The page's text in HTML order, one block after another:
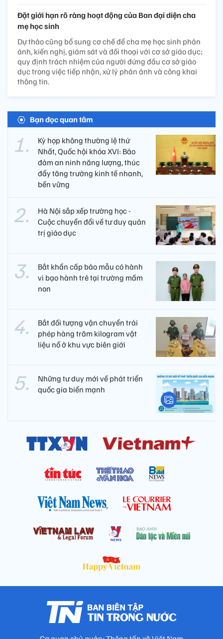
Đặt giới hạn rõ ràng hoạt động của Ban đại diện cha
mẹ học sinh
Dự thảo cũng bổ sung cơ chế để cha mẹ học sinh phản
ánh, kiến nghị, giám sát và đối thoại với cơ sở giáo dục;
quy định trách nhiệm của người đứng đầu cơ sở giáo
dục trong việc tiếp nhận, xử lý phản ánh và công khai
thông tin.
Bạn đọc quan tâm
Kỳ họp không thường lệ thứ
Nhất, Quốc hội khóa XVI: Bảo
đảm an ninh năng lượng, thúc
đẩy tăng trưởng kinh tế nhanh,
bền vững
Hà Nội sắp xếp trường học -
Cuộc chuyển đổi về tư duy quản
trị giáo dục
Bắt khẩn cấp bảo mẫu có hành
vi bạo hành trẻ tại trường mầm
non
Bắt đối tượng vận chuyển trái
phép hàng trăm kilogram vật
liệu nổ ở khu vực biên giới
Những tư duy mới về phát triển
quốc gia biển mạnh